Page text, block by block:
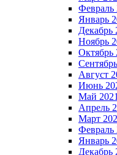
Февраль
Январь
Декабрь
Ноябрь
Октябрь
Август
Июнь
Май 2021
Апрель
Март
Февраль
Январь
Декабрь